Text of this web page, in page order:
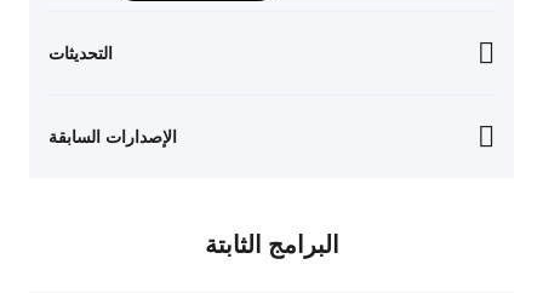
التحديثات
الإصدارات السابقة
البرامج الثابتة